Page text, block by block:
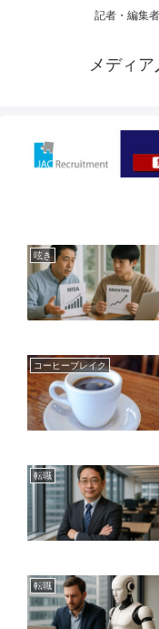
記者・編集
メディ
呟き
コーヒーブレイク
転職
転職